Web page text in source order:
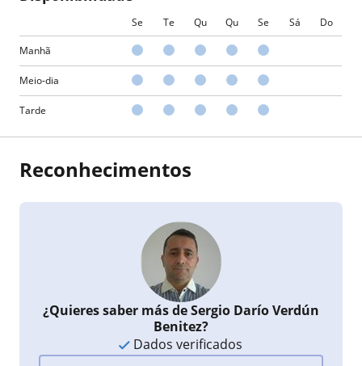
Se Te Qu Qu Se Sá Do
Manhã
Meio-dia
Tarde
Reconhecimentos
¿Quieres saber más de Sergio Darío Verdún
Benitez?
Dados verificados